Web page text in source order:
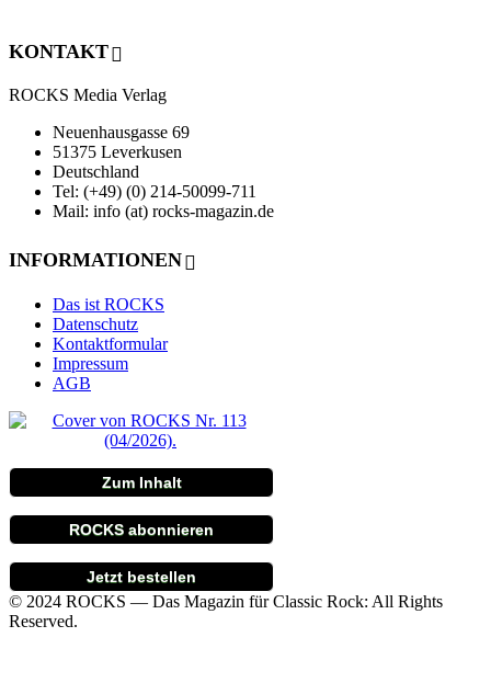
KONTAKT
ROCKS Media Verlag
Neuenhausgasse 69
51375 Leverkusen
Deutschland
Tel: (+49) (0) 214-50099-711
Mail: info (at) rocks-magazin.de
INFORMATIONEN
Das ist ROCKS
Datenschutz
Kontaktformular
Impressum
AGB
Zum Inhalt
ROCKS abonnieren
Jetzt bestellen
© 2024 ROCKS — Das Magazin für Classic Rock: All Rights
Reserved.